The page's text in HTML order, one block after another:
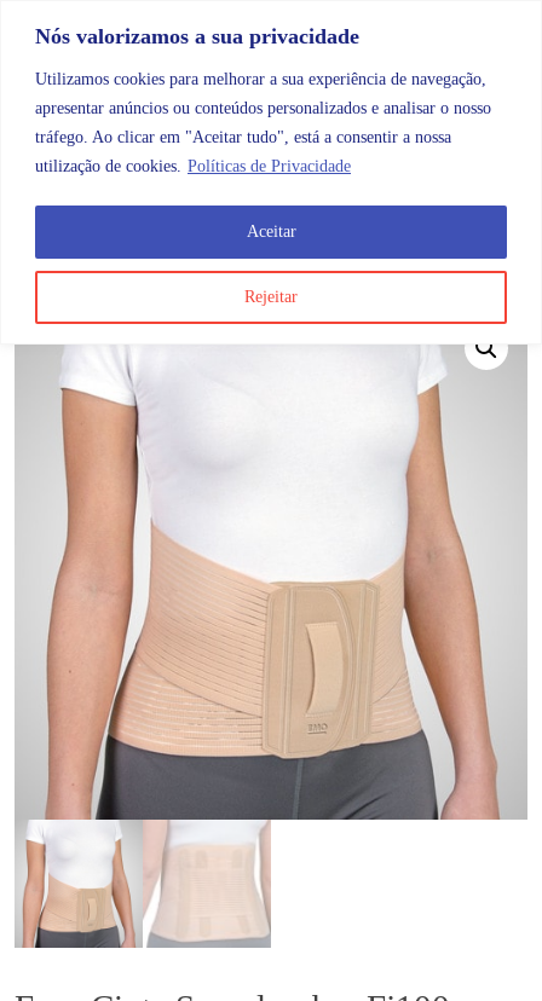
Nós valorizamos a sua privacidade
Utilizamos cookies para melhorar a sua experiência de navegação,
apresentar anúncios ou conteúdos personalizados e analisar o nosso
tráfego. Ao clicar em "Aceitar tudo", está a consentir a nossa
utilização de cookies. Políticas de Privacidade
Rejeitar
Aceitar
Categorias